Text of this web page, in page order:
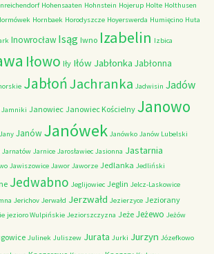
Hohensaaten Hohnstein Hojerup Holte Holthusen
Hornbaek Horodyszcze Hoyerswerda Humięcino Huta
Inowrocław Isąg Iwno Izabelin Izbica
Iłowo Iły Iłów Jabłonka Jabłonna
JabłońJachranka Jadwisin Jadów
Jamniki Janowiec Janowiec Kościelny Janowo
Jany Janów Janówek Janówko Janów Lubelski
Jarnatów Jarnice Jarosławiec Jasionna Jastarnia
Jawiszowice Jawor Jaworze Jedlanka Jedliński
Jedwabno Jeglijowiec Jeglin Jelcz-Laskowice
Jerichov Jerwałd Jerzwałd Jezierzyce Jeziorany
jezioro Wulpińskie Jeziorszczyzna Jeże Jeżewo Jeżów
Julinek Juliszew Jurata Jurki Jurzyn Józefkowo